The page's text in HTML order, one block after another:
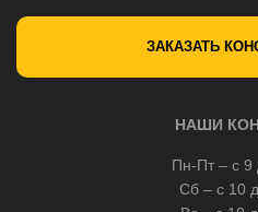
ЗАКАЗАТЬ
НАШИ
Пн-Пт – с 9
Сб – с 10